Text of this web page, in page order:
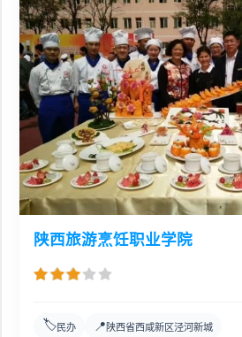
陕西旅游烹饪职业学院
🏷️民办 📍 陕西省西咸新区泾河新城